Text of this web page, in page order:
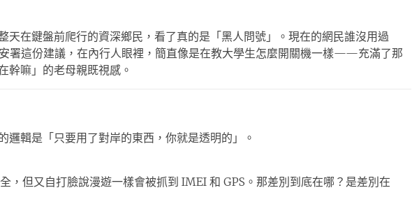
天在鍵盤前爬行的資深鄉民，看了真的是「黑人問號」。現在的網民誰沒用過
署這份建議，在內行人眼裡，簡直像是在教大學生怎麼開關機一樣——充滿了那
幹嘛」的老母親既視感。
邏輯是「只要用了對岸的東西，你就是透明的」。
，但又自打臉說漫遊一樣會被抓到 IMEI 和 GPS。那差別到底在哪？是差別在